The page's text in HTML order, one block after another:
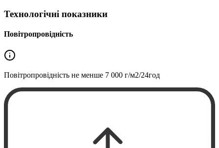
Технологічні показники
Повітропровідність
Повітропровідність не менше 7 000 г/м2/24год